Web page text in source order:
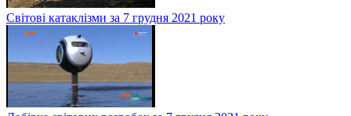
Світові катаклізми за 7 грудня 2021 року